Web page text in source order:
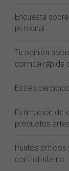
Encuesta
personal
Tu opinión
comida rápida
Estrés
Estimación de
productos
Puntos críticos
control interno